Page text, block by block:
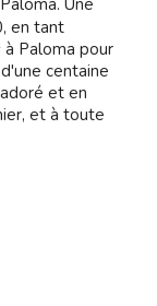
en tant
à Paloma pour
centaine
et en
et à toute